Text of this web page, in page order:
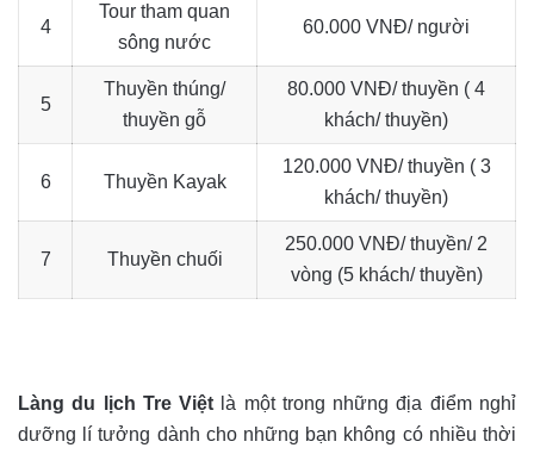
4
Tour tham quan
sông nước
60.000 VNĐ/ người
5
Thuyền thúng/
thuyền gỗ
80.000 VNĐ/ thuyền ( 4
khách/ thuyền)
6 Thuyền Kayak
120.000 VNĐ/ thuyền ( 3
khách/ thuyền)
7 Thuyền chuối
250.000 VNĐ/ thuyền/ 2
vòng (5 khách/ thuyền)
Làng du lịch Tre Việt là một trong những địa điểm nghỉ
dưỡng lí tưởng dành cho những bạn không có nhiều thời